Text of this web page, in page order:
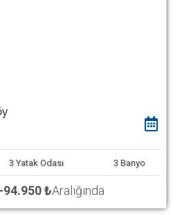
3 Yatak Odası 3 Banyo
-94.950 ₺Aralığında